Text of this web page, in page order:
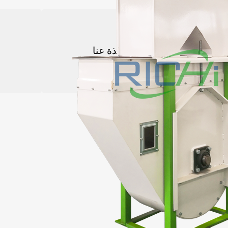
مصنع كريات الكتلة الحيوية مصنع كريات العلف الأسئلة الشائعة
نبذة عنا